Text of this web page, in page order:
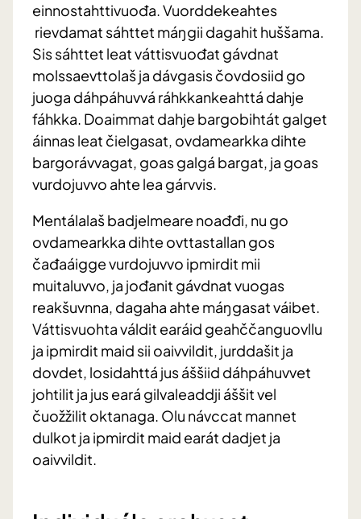
einnostahttivuođa. Vuorddekeahtes
rievdamat sáhttet máŋgii dagahit huššama.
Sis sáhttet leat váttisvuođat gávdnat
molssaevttolaš ja dávgasis čovdosiid go
juoga dáhpáhuvvá ráhkkankeahttá dahje
fáhkka. Doaimmat dahje bargobihtát galget
áinnas leat čielgasat, ovdamearkka dihte
bargorávvagat, goas galgá bargat, ja goas
vurdojuvvo ahte lea gárvvis.
Mentálalaš badjelmeare noađđi, nu go
ovdamearkka dihte ovttastallan gos
čađaáigge vurdojuvvo ipmirdit mii
muitaluvvo, ja jođanit gávdnat vuogas
reakšuvnna, dagaha ahte máŋgasat váibet.
Váttisvuohta váldit earáid geahččanguovllu
ja ipmirdit maid sii oaivvildit, jurddašit ja
dovdet, losidahttá jus áššiid dáhpáhuvvet
johtilit ja jus eará gilvaleaddji áššit vel
čuožžilit oktanaga. Olu návccat mannet
dulkot ja ipmirdit maid earát dadjet ja
oaivvildit.